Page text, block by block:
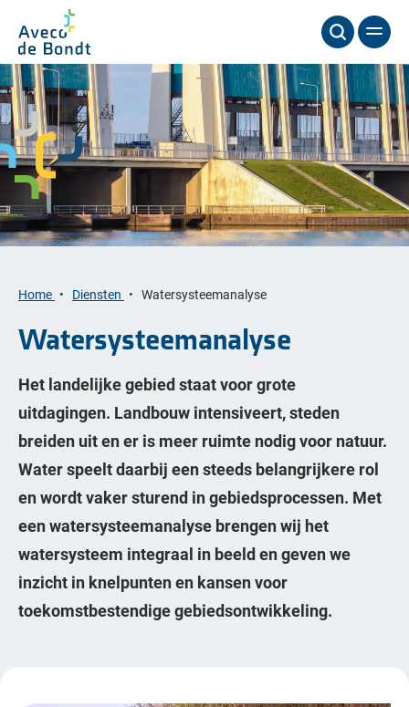
Home Diensten Watersysteemanalyse
Watersysteemanalyse
Het landelijke gebied staat voor grote
uitdagingen. Landbouw intensiveert, steden
breiden uit en er is meer ruimte nodig voor natuur.
Water speelt daarbij een steeds belangrijkere rol
en wordt vaker sturend in gebiedsprocessen. Met
een watersysteemanalyse brengen wij het
watersysteem integraal in beeld en geven we
inzicht in knelpunten en kansen voor
toekomstbestendige gebiedsontwikkeling.